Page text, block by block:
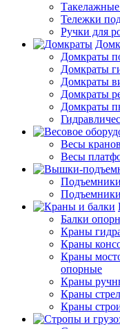
Тележки
Ручки для
Домкраты
Домкраты
Домкраты
Домкраты
Домкраты
Весы
Весы
Подъемники
Балки
Краны
Краны
Краны
опорные
Краны
Краны
Краны